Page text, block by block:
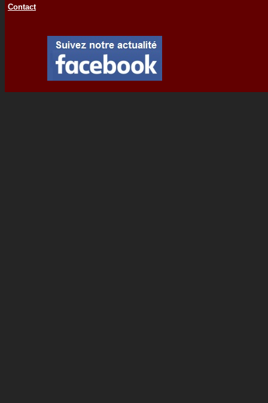
Contact